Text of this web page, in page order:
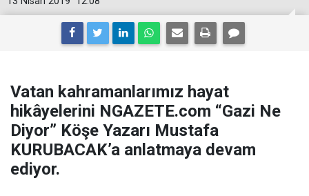
Vatan kahramanlarımız hayat
hikâyelerini NGAZETE.com “Gazi Ne
Diyor” Köşe Yazarı Mustafa
KURUBACAK’a anlatmaya devam
ediyor.